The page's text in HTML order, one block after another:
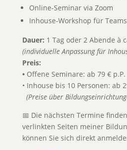
Online-Seminar via Zoom
Inhouse-Workshop für Teams
Dauer: 1 Tag oder 2 Abende à
(individuelle Anpassung für
Preis:
• Offene Seminare: ab 79 € p.P.
• Inhouse bis 10 Personen: ab
(Preise über
📅 Die nächsten Termine
verlinkten Seiten meiner
können Sie sich direkt